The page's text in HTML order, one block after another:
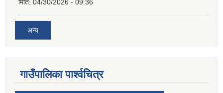
मिति: 04/30/2026 - 09:36
अन्य
गाउँपालिका पार्श्‍वचित्र